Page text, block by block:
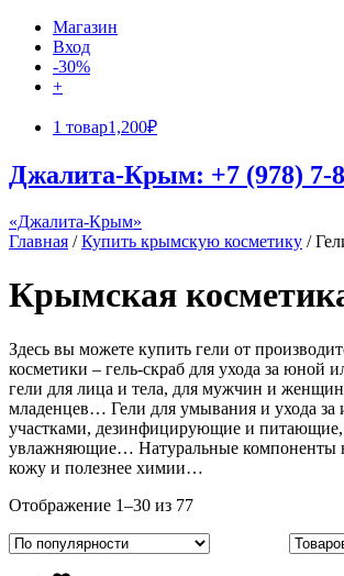
Магазин
Вход
-30%
+
1 товар1,200₽
Джалита-Крым: +7 (978) 7-
«Джалита-Крым»
Главная /Купить крымскую косметику /
Крымская
Здесь вы можете купить гели от
косметики – гель-скраб для ухода за юной
гели для лица и тела, для мужчин и
младенцев… Гели для умывания и ухода
участками, дезинфицирующие и
увлажняющие… Натуральные компоненты
кожу и полезнее химии…
Отображение 1–30 из 77